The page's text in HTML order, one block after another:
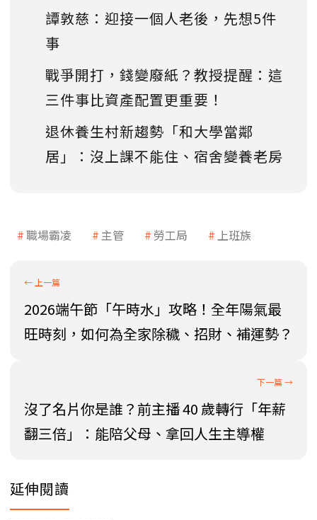
譚敦慈：迎接一個人老後，先想5件
事
戰爭開打，錢變廢紙？教授提醒：這
三件事比資產配置更重要！
退休養生村新趨勢「和大學當鄰
居」：沒上課不能住、宿舍變養老房
職場霸凌 主管 勞工局 上班族
2026端午節「午時水」攻略！全年陽氣最
旺時刻，如何為全家除穢、招財、補運勢？
沒了名片你是誰？前主播 40 歲轉行「年薪
翻三倍」：能陪父母、拿回人生主導權
延伸閱讀